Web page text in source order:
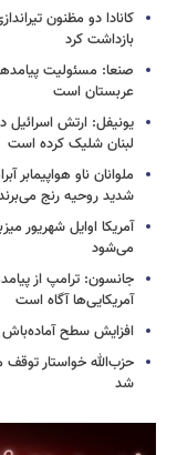
کانادا دو مظنون
بازداشت کرد
صنعا: مسئولیت
عربستان است
لبنان شلیک کرده است
ملوانان ناو هواپیمابر
شدید روحیه رنج
آمریکا اوایل شهریور
می‌شود
جانسون: ترامپ از
آمریکایی‌ها آگاه است
افزایش سطح آماده‌باش
حزب‌الله خواستار
شد